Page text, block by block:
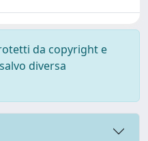
da copyright e
diversa